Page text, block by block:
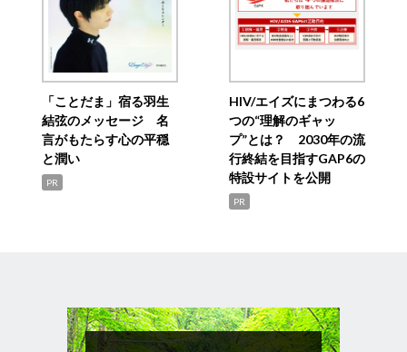
「ことだま」宿る羽生
結弦のメッセージ 名
言がもたらす心の平穏
と潤い
PR
HIV/エイズにまつわる6
つの“理解のギャッ
プ”とは？ 2030年の流
行終結を目指すGAP6の
特設サイトを公開
PR